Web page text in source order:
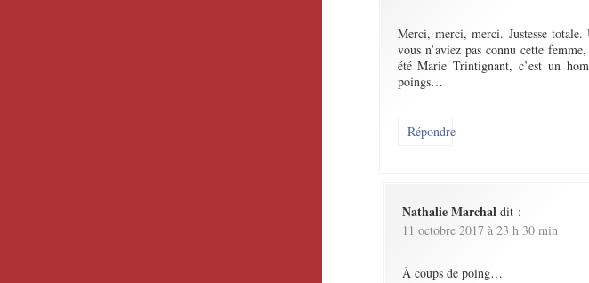
Merci, merci, merci. Justesse
vous n’aviez pas connu cette
été Marie Trintignant, c’est un
poings…
Répondre
Nathalie Marchal dit :
11 octobre 2017 à 23 h 30 min
À coups de poing…